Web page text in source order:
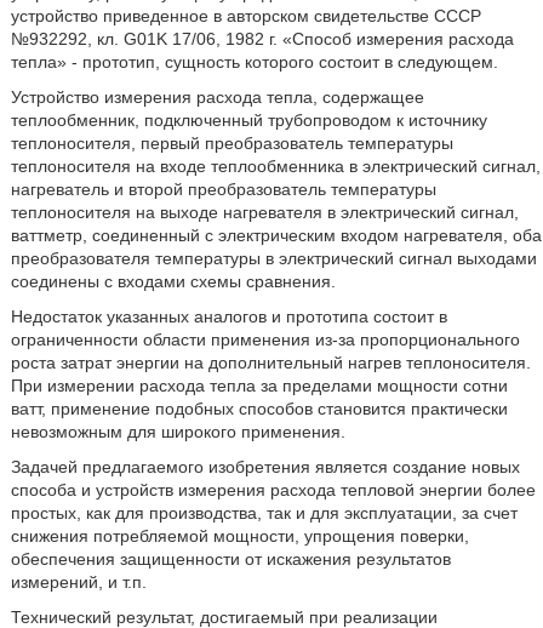
устройство приведенное в авторском свидетельстве СССР
№932292, кл. G01K 17/06, 1982 г. «Способ измерения расхода
тепла» - прототип, сущность которого состоит в следующем.
Устройство измерения расхода тепла, содержащее
теплообменник, подключенный трубопроводом к источнику
теплоносителя, первый преобразователь температуры
теплоносителя на входе теплообменника в электрический сигнал,
нагреватель и второй преобразователь температуры
теплоносителя на выходе нагревателя в электрический сигнал,
ваттметр, соединенный с электрическим входом нагревателя, оба
преобразователя температуры в электрический сигнал выходами
соединены с входами схемы сравнения.
Недостаток указанных аналогов и прототипа состоит в
ограниченности области применения из-за пропорционального
роста затрат энергии на дополнительный нагрев теплоносителя.
При измерении расхода тепла за пределами мощности сотни
ватт, применение подобных способов становится практически
невозможным для широкого применения.
Задачей предлагаемого изобретения является создание новых
способа и устройств измерения расхода тепловой энергии более
простых, как для производства, так и для эксплуатации, за счет
снижения потребляемой мощности, упрощения поверки,
обеспечения защищенности от искажения результатов
измерений, и т.п.
Технический результат, достигаемый при реализации